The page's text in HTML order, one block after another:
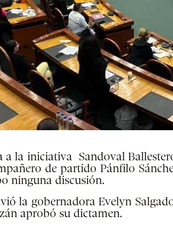
a la iniciativa Sandoval
de partido Pánfilo
ninguna discusión.
la gobernadora Evelyn
aprobó su dictamen.